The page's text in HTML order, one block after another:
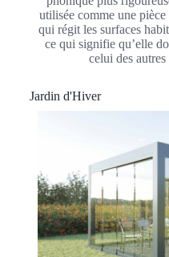
utilisée comme une
qui régit les surfaces
ce qui signifie qu’elle
celui des
Jardin d'Hiver